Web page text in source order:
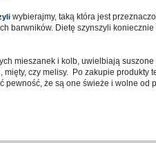
wybierajmy, taką która jest
barwników. Dietę szynszyli
mieszanek i kolb, uwielbiają
czy melisy. Po zakupie produkty
pewność, że są one świeże i wolne od